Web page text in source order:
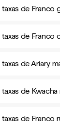
taxas de Franco
taxas de Franco
taxas de Ariary
taxas de
taxas de Franco